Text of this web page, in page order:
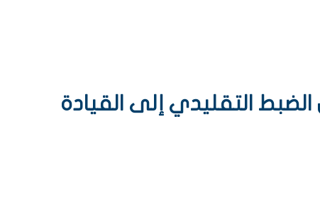
التقليدي إلى القيادة